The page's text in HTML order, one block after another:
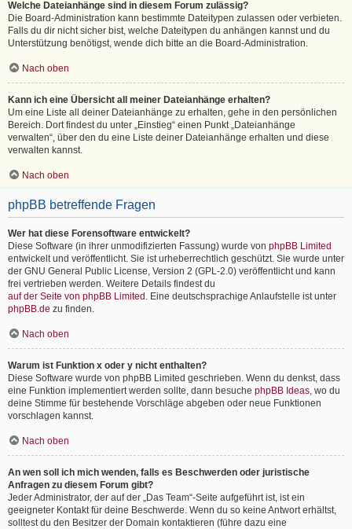
Welche Dateianhänge sind in diesem Forum zulässig?
Die Board-Administration kann bestimmte Dateitypen zulassen oder verbieten.
Falls du dir nicht sicher bist, welche Dateitypen du anhängen kannst und du
Unterstützung benötigst, wende dich bitte an die Board-Administration.
Nach oben
Kann ich eine Übersicht all meiner Dateianhänge erhalten?
Um eine Liste all deiner Dateianhänge zu erhalten, gehe in den persönlichen
Bereich. Dort findest du unter „Einstieg“ einen Punkt „Dateianhänge
verwalten“, über den du eine Liste deiner Dateianhänge erhalten und diese
verwalten kannst.
Nach oben
phpBB betreffende Fragen
Wer hat diese Forensoftware entwickelt?
Diese Software (in ihrer unmodifizierten Fassung) wurde von phpBB Limited
entwickelt und veröffentlicht. Sie ist urheberrechtlich geschützt. Sie wurde unter
der GNU General Public License, Version 2 (GPL-2.0) veröffentlicht und kann
frei vertrieben werden. Weitere Details findest du
auf der Seite von phpBB Limited . Eine deutschsprachige Anlaufstelle ist unter
phpBB.de zu finden.
Nach oben
Warum ist Funktion x oder y nicht enthalten?
Diese Software wurde von phpBB Limited geschrieben. Wenn du denkst, dass
eine Funktion implementiert werden sollte, dann besuche phpBB Ideas, wo du
deine Stimme für bestehende Vorschläge abgeben oder neue Funktionen
vorschlagen kannst.
Nach oben
An wen soll ich mich wenden, falls es Beschwerden oder juristische
Anfragen zu diesem Forum gibt?
Jeder Administrator, der auf der „Das Team“-Seite aufgeführt ist, ist ein
geeigneter Kontakt für deine Beschwerde. Wenn du so keine Antwort erhältst,
solltest du den Besitzer der Domain kontaktieren (führe dazu eine